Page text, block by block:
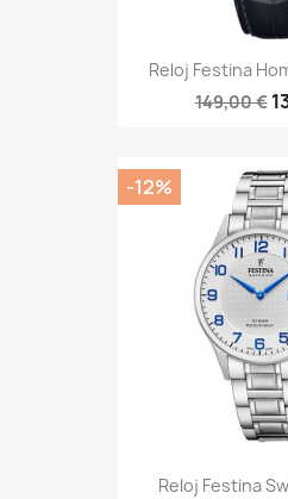
Reloj Festina
149,00 €
Reloj Festina
-12%